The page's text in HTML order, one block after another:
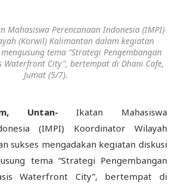
Mahasiswa Perencanaan Indonesia (IMPI)
(Korwil) Kalimantan dalam kegiatan
tema "Strategi Pengembangan
Waterfront City", bertempat di Dhani Cafe,
Jumat (5/7).
Untan-Ikatan Mahasiswa
(IMPI) Koordinator Wilayah
sukses mengadakan kegiatan diskusi
tema “Strategi Pengembangan
Waterfront City”, bertempat di